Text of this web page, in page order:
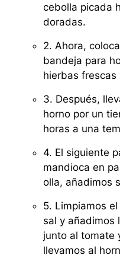
cebolla picada
doradas.
2. Ahora,
bandeja para
hierbas frescas
3. Después,
horno por un
horas a una
4. El siguiente
mandioca en
olla, añadimos
5. Limpiamos
sal y añadimos
junto al tomate
llevamos al